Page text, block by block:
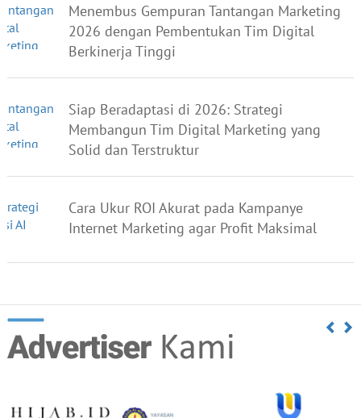
Menembus Gempuran Tantangan Marketing
2026 dengan Pembentukan Tim Digital
Berkinerja Tinggi
Siap Beradaptasi di 2026: Strategi
Membangun Tim Digital Marketing yang
Solid dan Terstruktur
Cara Ukur ROI Akurat pada Kampanye
Internet Marketing agar Profit Maksimal